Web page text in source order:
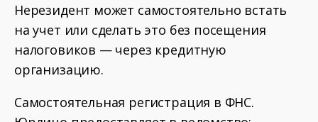
Нерезидент может самостоятельно встать
на учет или сделать это без посещения
налоговиков — через кредитную
организацию.
Самостоятельная регистрация в ФНС.